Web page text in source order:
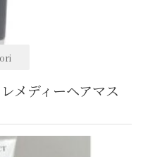
メディーヘアマス